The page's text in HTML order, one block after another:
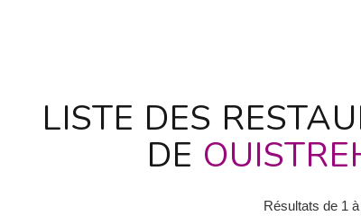
LISTE DES
DE
Résultats de 1